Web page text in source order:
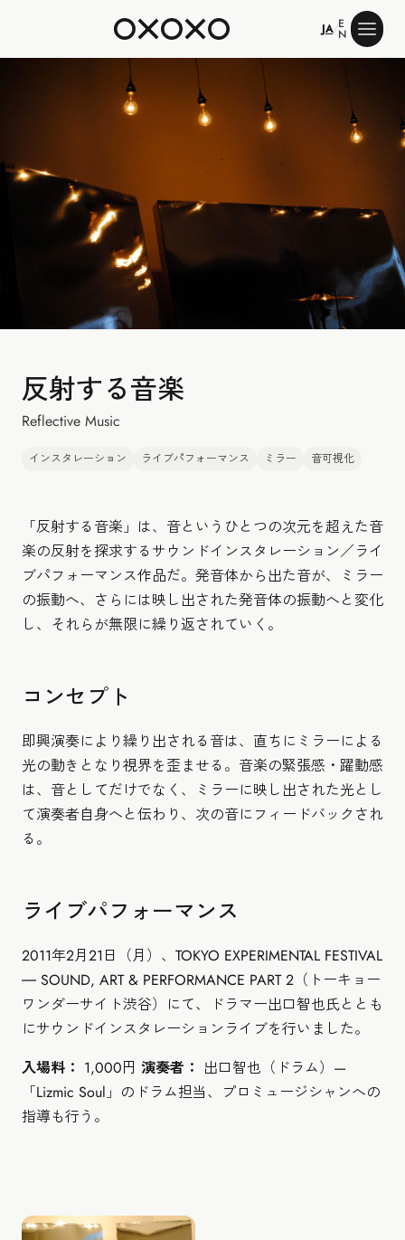
JA/E
N
反射する音楽
Reflective Music
インスタレーション ライブパフォーマンス ミラー 音可視化
「反射する音楽」は、音というひとつの次元を超えた音
楽の反射を探求するサウンドインスタレーション／ライ
ブパフォーマンス作品だ。発音体から出た音が、ミラー
の振動へ、さらには映し出された発音体の振動へと変化
し、それらが無限に繰り返されていく。
コンセプト
即興演奏により繰り出される音は、直ちにミラーによる
光の動きとなり視界を歪ませる。音楽の緊張感・躍動感
は、音としてだけでなく、ミラーに映し出された光とし
て演奏者自身へと伝わり、次の音にフィードバックされ
る。
ライブパフォーマンス
2011年2月21日（月）、TOKYO EXPERIMENTAL FESTIVAL
― SOUND, ART & PERFORMANCE PART 2（トーキョー
ワンダーサイト渋谷）にて、ドラマー出口智也氏ととも
にサウンドインスタレーションライブを行いました。
入場料： 1,000円 演奏者： 出口智也（ドラム）—
「Lizmic Soul」のドラム担当、プロミュージシャンへの
指導も行う。